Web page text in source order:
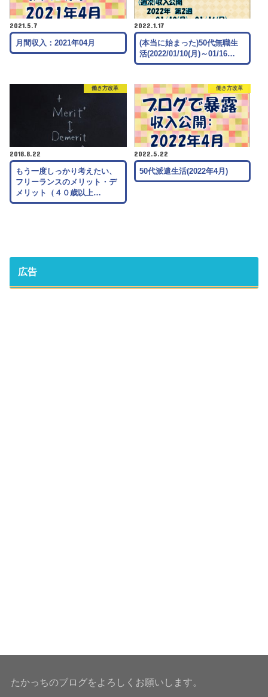
2021.5.7
月間収入：2021年04月
2022.1.17
(本当に始まった)50代無職生
活(2022/01/10(月)～01/16…
働き方改革
2018.8.22
もう一度しっかり考えたい、
フリーランスのメリット・デ
メリット（４０歳以上…
働き方改革
2022.5.22
50代派遣生活(2022年4月)
広告
たかっちのブログをよろしくお願いします。